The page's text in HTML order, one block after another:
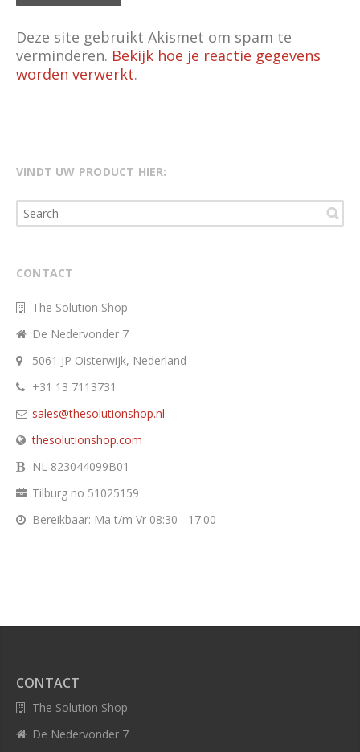
Deze site gebruikt Akismet om spam te
verminderen. Bekijk hoe je reactie gegevens
worden verwerkt.
VINDT UW PRODUCT HIER:
CONTACT
The Solution Shop
De Nedervonder 7
5061 JP Oisterwijk, Nederland
+31 13 7113731
sales@thesolutionshop.nl
thesolutionshop.com
NL 823044099B01
Tilburg no 51025159
Bereikbaar: Ma t/m Vr 08:30 - 17:00
CONTACT
The Solution Shop
De Nedervonder 7